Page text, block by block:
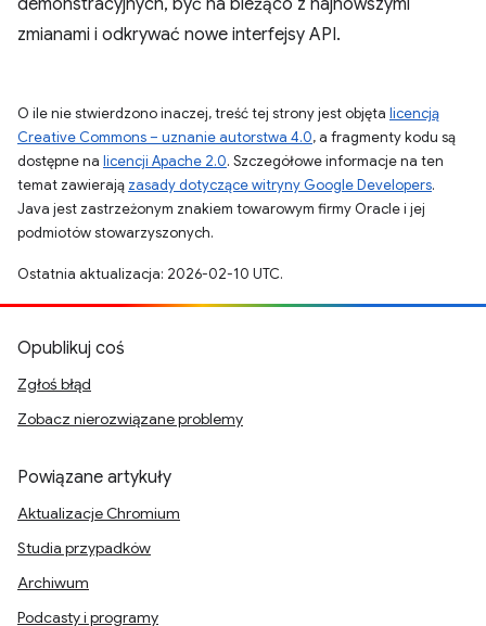
demonstracyjnych, być na bieżąco z najnowszymi
zmianami i odkrywać nowe interfejsy API.
O ile nie stwierdzono inaczej, treść tej strony jest objęta licencją
Creative Commons – uznanie autorstwa 4.0, a fragmenty kodu są
dostępne na licencji Apache 2.0. Szczegółowe informacje na ten
temat zawierają zasady dotyczące witryny Google Developers.
Java jest zastrzeżonym znakiem towarowym firmy Oracle i jej
podmiotów stowarzyszonych.
Ostatnia aktualizacja: 2026-02-10 UTC.
Opublikuj coś
Zgłoś błąd
Zobacz nierozwiązane problemy
Powiązane artykuły
Aktualizacje Chromium
Studia przypadków
Archiwum
Podcasty i programy